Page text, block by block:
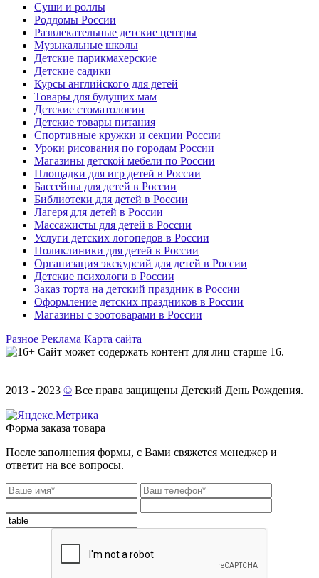
Суши и роллы
Роддомы России
Развлекательные детские центры
Музыкальные школы
Детские парикмахерские
Детские садики
Курсы английского для детей
Товары для будущих мам
Детские стоматологии
Детские товары питания
Спортивные кружки и секции России
Уроки рисования по городам России
Магазины детской мебели по России
Площадки для игр детей в России
Бассейны для детей в России
Библиотеки для детей в России
Лагеря для детей в России
Массажисты для детей в России
Услуги детских логопедов в России
Поликлиники для детей в России
Организация экскурсий для детей в России
Детские психологи в России
Заказ торта на детский праздник в России
Оформление детских праздников в России
Магазины с зоотоварами в России
Разное Реклама Карта сайта
Сайт может содержать контент для лиц старше 16.
2013 - 2023 © Все права защищены Детский День Рождения.
Форма заказа товара
После заполнения формы, с Вами свяжется менеджер и
ответит на все вопросы.